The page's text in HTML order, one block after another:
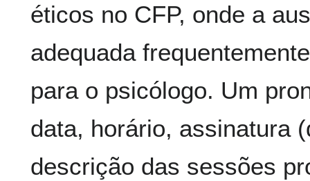
éticos no CFP, onde a
adequada
para o psicólogo. Um
data, horário, assinatura
descrição das sessões